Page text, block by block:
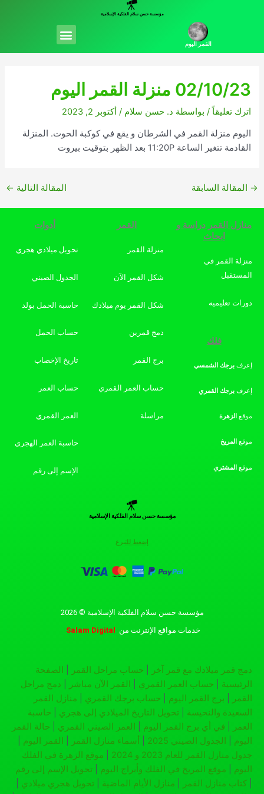
مؤسسة حسن سلام الفلكية الإسلامية
القمر اليوم
Menu
02/10/23 منزلة القمر اليوم
اترك تعليقاً / بواسطة د. حسن سلام/ أكتوبر 2, 2023
اليوم منزلة القمر في الشرطان و يقع في كوكبة الحوت. المنزلة
القادمة تتغير الساعة 11:20P بعد الظهر بتوقيت بيروت
→ المقالة السابقة المقالة التالية ←
منازل القمر دراسة و
ابحاث
منزلة القمر في
المستقبل
دورات تعليميه
فلك
إعرف برجك الشمسي
إعرف برجك القمري
موقع الزهرة
موقع المريخ
موقع المشتري
القمر
منزلة القمر
شكل القمر الآن
شكل القمر يوم ميلادك
دمج قمرين
برج القمر
حساب العمر القمري
مراسلة
أدوات
تحويل ميلادي هجري
الجدول الصيني
حاسبة الحمل بولد
حساب الحمل
تاريخ الإخصاب
حساب العمر
العمر القمري
حاسبة العمر الهجري
الإسم إلى رقم
مؤسسة حسن سلام الفلكية الإسلامية
إضغط للتبرع
مؤسسة حسن سلام الفلكية الإسلامية © 2026
خدمات مواقع الإنترنت من Salam Digital
دمج قمر ميلادك مع قمر آخر حساب مراحل القمر
الصفحة
الرئيسية
حساب العمر القمري القمر الآن مباشر
دمج مراحل
القمر
برج القمر اليوم حساب برجك القمري
منازل القمر
السعيدة والنحيسة
تحويل التاريخ الميلادي إلى هجري
حاسبة
العمر
في أي برج القمر اليوم العمر الصيني القمري
حالة القمر
اليوم
الجدول الصيني 2025 أسماء منازل القمر القمر اليوم
جدول منازل القمر للعام 2023 و 2024
موقع الزهرة في الفلك
اليوم
موقع المريخ في الفلك وأبراج اليوم
تحويل الإسم إلى رقم
كتاب منازل القمر منازل الأيام الماضية تحويل هجري ميلادي